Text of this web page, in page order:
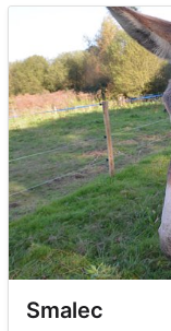
Smalec